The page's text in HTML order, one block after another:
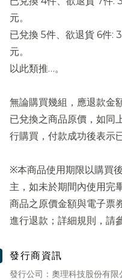
元。
已兌換 5件、欲退貨 6件:
元。
以此類推…。
無論購買幾組，應退款金
已兌換之商品原價，如同
行購買，付款成功後表示
※本商品使用期限以購買
主，如未於期間內使用完
商品之原價金額與電子票
進行退款；詳細規則，請
發行商資訊
發行公司：奧理科技股份有限